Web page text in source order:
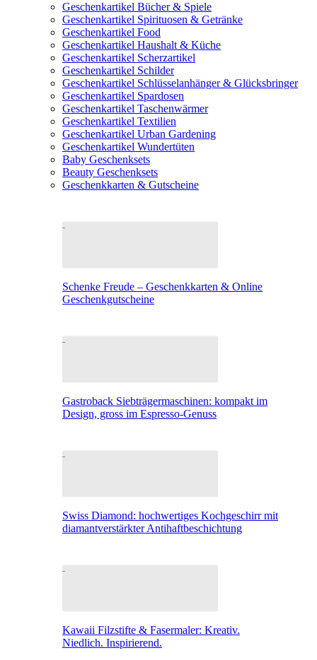
Geschenkartikel Bücher & Spiele
Geschenkartikel Spirituosen & Getränke
Geschenkartikel Food
Geschenkartikel Haushalt & Küche
Geschenkartikel Scherzartikel
Geschenkartikel Schilder
Geschenkartikel Schlüsselanhänger & Glücksbringer
Geschenkartikel Spardosen
Geschenkartikel Taschenwärmer
Geschenkartikel Textilien
Geschenkartikel Urban Gardening
Geschenkartikel Wundertüten
Baby Geschenksets
Beauty Geschenksets
Geschenkkarten & Gutscheine
Schenke Freude – Geschenkkarten & Online
Geschenkgutscheine
Gastroback Siebträgermaschinen: kompakt im
Design, gross im Espresso-Genuss
Swiss Diamond: hochwertiges Kochgeschirr mit
diamantverstärkter Antihaftbeschichtung
Kawaii Filzstifte & Fasermaler: Kreativ.
Niedlich. Inspirierend.